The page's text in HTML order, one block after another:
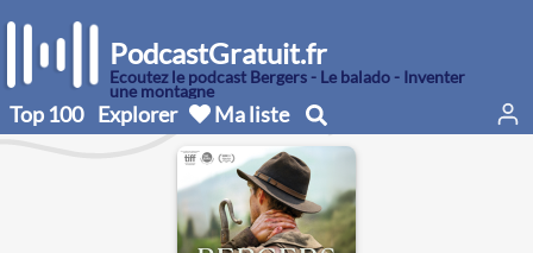
PodcastGratuit.fr
Écoutez le podcast Bergers - Le balado - Inventer
une montagne
Top 100 Explorer Ma liste